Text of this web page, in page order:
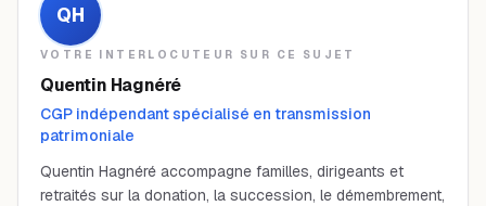
QH
VOTRE INTERLOCUTEUR SUR CE SUJET
Quentin Hagnéré
CGP indépendant spécialisé en transmission
patrimoniale
Quentin Hagnéré accompagne familles, dirigeants et
retraités sur la donation, la succession, le démembrement,